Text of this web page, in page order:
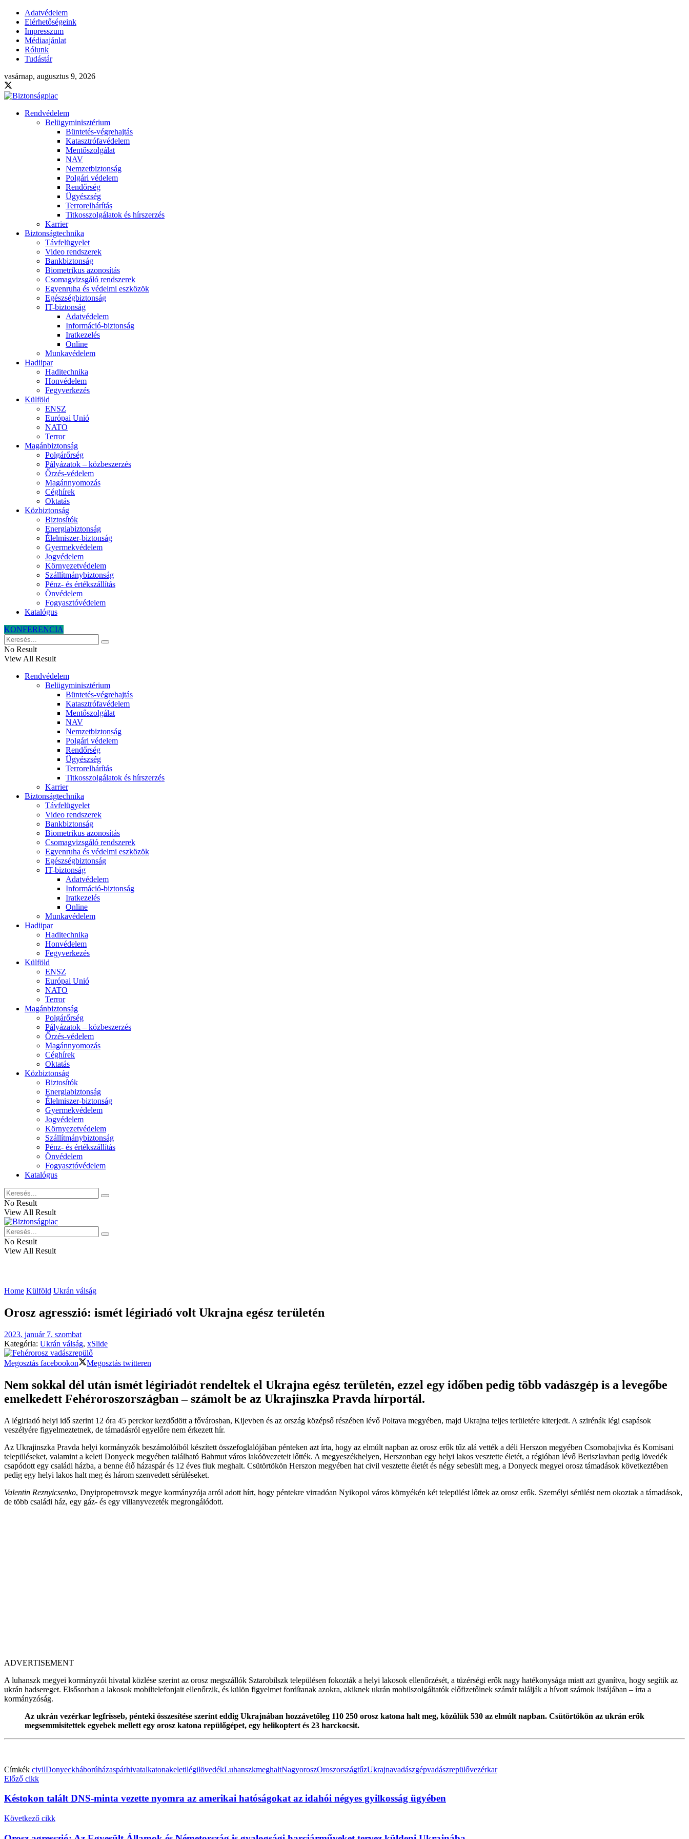
Adatvédelem
Elérhetőségeink
Impresszum
Médiaajánlat
Rólunk
Tudástár
vasárnap, augusztus 9, 2026
Rendvédelem
Belügyminisztérium
Büntetés-végrehajtás
Katasztrófavédelem
Mentőszolgálat
NAV
Nemzetbiztonság
Polgári védelem
Rendőrség
Ügyészség
Terrorelhárítás
Titkosszolgálatok és hírszerzés
Karrier
Biztonságtechnika
Távfelügyelet
Video rendszerek
Bankbiztonság
Biometrikus azonosítás
Csomagvizsgáló rendszerek
Egyenruha és védelmi eszközök
Egészségbiztonság
IT-biztonság
Adatvédelem
Információ-biztonság
Iratkezelés
Online
Munkavédelem
Hadiipar
Haditechnika
Honvédelem
Fegyverkezés
Külföld
ENSZ
Európai Unió
NATO
Terror
Magánbiztonság
Polgárőrség
Pályázatok – közbeszerzés
Őrzés-védelem
Magánnyomozás
Céghírek
Oktatás
Közbiztonság
Biztosítók
Energiabiztonság
Élelmiszer-biztonság
Gyermekvédelem
Jogvédelem
Környezetvédelem
Szállítmánybiztonság
Pénz- és értékszállítás
Önvédelem
Fogyasztóvédelem
Katalógus
KONFERENCIA
No Result
View All Result
Rendvédelem
Belügyminisztérium
Büntetés-végrehajtás
Katasztrófavédelem
Mentőszolgálat
NAV
Nemzetbiztonság
Polgári védelem
Rendőrség
Ügyészség
Terrorelhárítás
Titkosszolgálatok és hírszerzés
Karrier
Biztonságtechnika
Távfelügyelet
Video rendszerek
Bankbiztonság
Biometrikus azonosítás
Csomagvizsgáló rendszerek
Egyenruha és védelmi eszközök
Egészségbiztonság
IT-biztonság
Adatvédelem
Információ-biztonság
Iratkezelés
Online
Munkavédelem
Hadiipar
Haditechnika
Honvédelem
Fegyverkezés
Külföld
ENSZ
Európai Unió
NATO
Terror
Magánbiztonság
Polgárőrség
Pályázatok – közbeszerzés
Őrzés-védelem
Magánnyomozás
Céghírek
Oktatás
Közbiztonság
Biztosítók
Energiabiztonság
Élelmiszer-biztonság
Gyermekvédelem
Jogvédelem
Környezetvédelem
Szállítmánybiztonság
Pénz- és értékszállítás
Önvédelem
Fogyasztóvédelem
Katalógus
No Result
View All Result
No Result
View All Result
Home Külföld Ukrán válság
Orosz agresszió: ismét légiriadó volt Ukrajna egész területén
2023. január 7. szombat
Kategória: Ukrán válság, xSlide
Megosztás facebookon Megosztás twitteren
Nem sokkal dél után ismét légiriadót rendeltek el Ukrajna egész területén, ezzel egy időben pedig több vadászgép is a levegőbe
emelkedett Fehéroroszországban – számolt be az Ukrajinszka Pravda hírportál.
A légiriadó helyi idő szerint 12 óra 45 perckor kezdődött a fővárosban, Kijevben és az ország középső részében lévő Poltava megyében, majd Ukrajna teljes területére kiterjedt. A szirénák légi csapások
veszélyére figyelmeztetnek, de támadásról egyelőre nem érkezett hír.
Az Ukrajinszka Pravda helyi kormányzók beszámolóiból készített összefoglalójában pénteken azt írta, hogy az elmúlt napban az orosz erők tűz alá vették a déli Herszon megyében Csornobajivka és Komisani
településeket, valamint a keleti Donyeck megyében található Bahmut város lakóövezeteit lőtték. A megyeszékhelyen, Herszonban egy helyi lakos vesztette életét, a régióban lévő Beriszlavban pedig lövedék
csapódott egy családi házba, a benne élő házaspár és 12 éves fiuk meghalt. Csütörtökön Herszon megyében hat civil vesztette életét és négy sebesült meg, a Donyeck megyei orosz támadások következtében
pedig egy helyi lakos halt meg és három szenvedett sérüléseket.
Valentin Reznyicsenko, Dnyipropetrovszk megye kormányzója arról adott hírt, hogy péntekre virradóan Nyikopol város környékén két települést lőttek az orosz erők. Személyi sérülést nem okoztak a támadások,
de több családi ház, egy gáz- és egy villanyvezeték megrongálódott.
ADVERTISEMENT
A luhanszk megyei kormányzói hivatal közlése szerint az orosz megszállók Sztarobilszk településen fokozták a helyi lakosok ellenőrzését, a tüzérségi erők nagy hatékonysága miatt azt gyanítva, hogy segítik az
ukrán hadsereget. Elsősorban a lakosok mobiltelefonjait ellenőrzik, és külön figyelmet fordítanak azokra, akiknek ukrán mobilszolgáltatók előfizetőinek számát találják a hívott számok listájában – írta a
kormányzóság.
Az ukrán vezérkar legfrisseb, pénteki összesítése szerint eddig Ukrajnában hozzávetőleg 110 250 orosz katona halt meg, közülük 530 az elmúlt napban. Csütörtökön az ukrán erők
megsemmisítettek egyebek mellett egy orosz katona repülőgépet, egy helikoptert és 23 harckocsit.
Címkék civilDonyeckháborúházaspárhivatalkatonakeletilégilövedékLuhanszkmeghaltNagyoroszOroszországtűzUkrajnavadászgépvadászrepülővezérkar
Előző cikk
Késtokon talált DNS-minta vezette nyomra az amerikai hatóságokat az idahói négyes gyilkosság ügyében
Következő cikk